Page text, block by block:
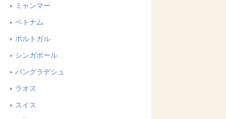
ミャンマー
ベトナム
ポルトガル
シンガポール
バングラデシュ
ラオス
スイス